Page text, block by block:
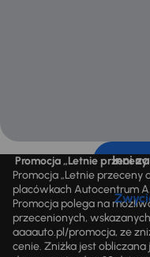
Inni
Promocja „Letnie przeceny
Promocja „Letnie przeceny
placówkach Autocentrum
Promocja polega na
przecenionych,
aaaauto.pl/promocja, ze
cenie. Zniżka jest